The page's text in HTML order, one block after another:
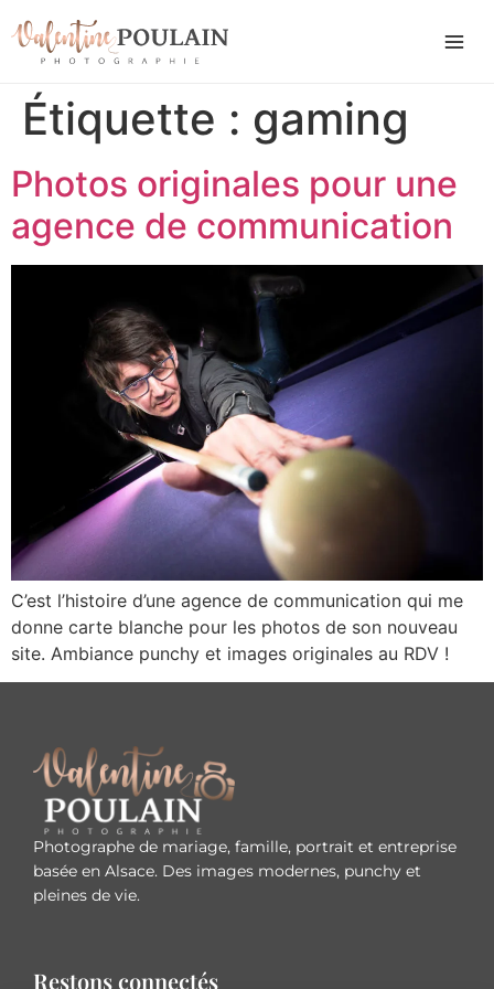
Étiquette : gaming
Photos originales pour une
agence de communication
C’est l’histoire d’une agence de communication qui me
donne carte blanche pour les photos de son nouveau
site. Ambiance punchy et images originales au RDV !
Photographe de mariage, famille, portrait et entreprise
basée en Alsace. Des images modernes, punchy et
pleines de vie.
Restons connectés